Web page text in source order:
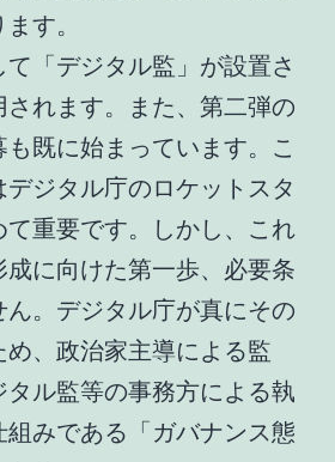
す。
「デジタル監」が設置さ
れます。また、第二弾の
既に始まっています。こ
ジタル庁のロケットスタ
重要です。しかし、これ
に向けた第一歩、必要条
。デジタル庁が真にその
、政治家主導による監
ル監等の事務方による執
みである「ガバナンス態